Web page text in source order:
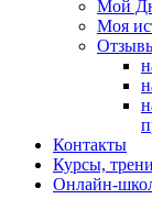
Мой
Моя
Контакты
Курсы,
Онлайн-